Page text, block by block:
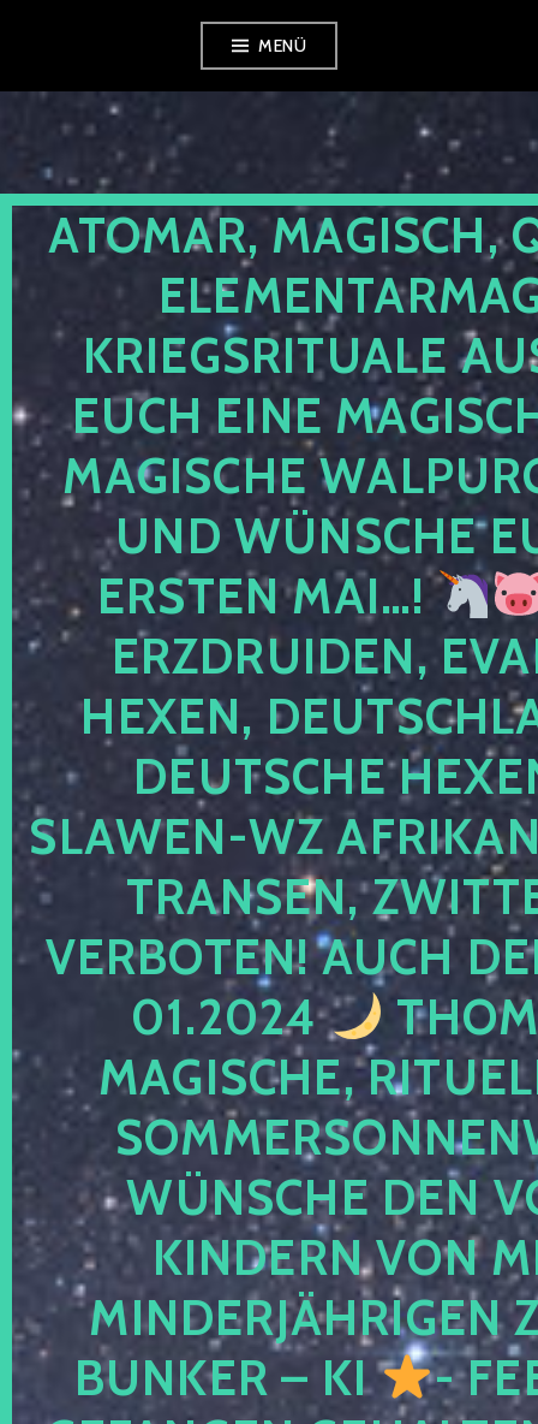
springen
MENÜ
ATOMAR, MAGISCH,
KRIEGSRITUALE
EUCH EINE
MAGISCHE
UND WÜNSCHE
ERSTEN MAI…!
ERZDRUIDEN,
HEXEN,
DEUTSCHE
SLAWEN-WZ
TRANSEN,
VERBOTEN! AUCH
01.2024
MAGISCHE,
WÜNSCHE DEN
KINDERN VON
MINDERJÄHRIGEN
BUNKER – KI
-